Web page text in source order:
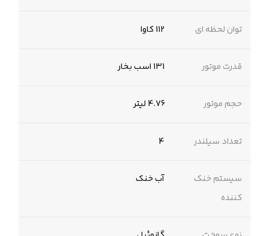
توان لحظه ای 112 کاوا
قدرت موتور 131 اسب بخار
حجم موتور 4.76 لیتر
تعداد سیلندر 4
سیستم خنک
کننده
آب خنک